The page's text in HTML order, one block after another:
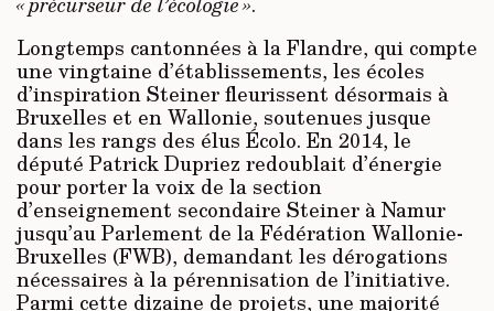
Longtemps cantonnées à la Flandre, qui compte
une vingtaine d’établissements, les écoles
d’inspiration Steiner fleurissent désormais à
Bruxelles et en Wallonie, soutenues jusque
dans les rangs des élus Écolo. En 2014, le
député Patrick Dupriez redoublait d’énergie
pour porter la voix de la section
d’enseignement secondaire Steiner à Namur
jusqu’au Parlement de la Fédération Wallonie-
Bruxelles (FWB), demandant les dérogations
nécessaires à la pérennisation de l’initiative.
Parmi cette dizaine de projets, une majorité